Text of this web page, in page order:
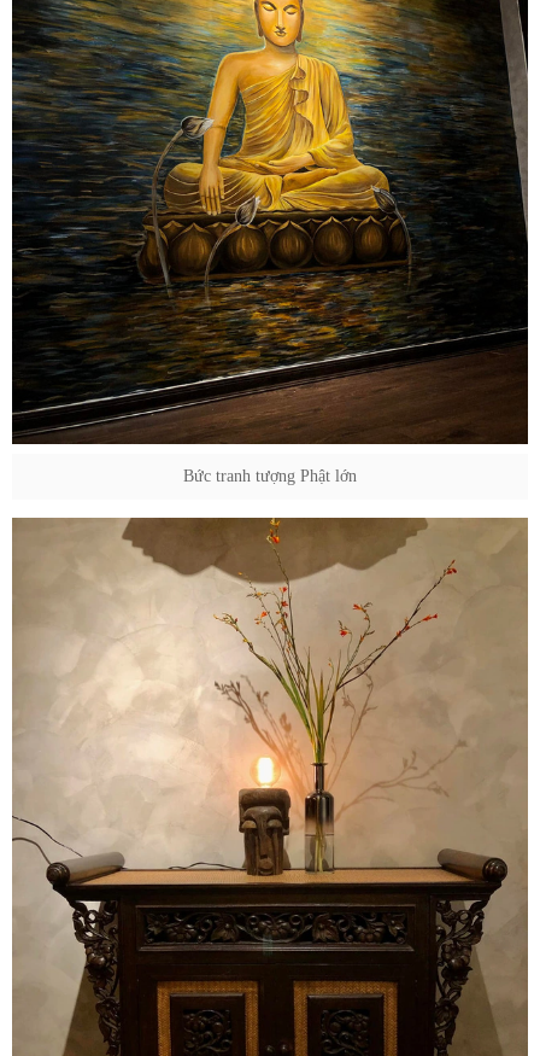
Bức tranh tượng Phật lớn